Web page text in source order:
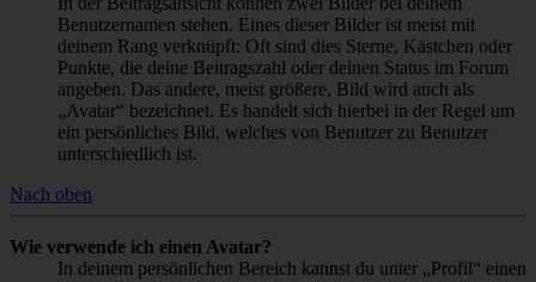
Benutzernamen stehen. Eines dieser Bilder ist meist mit
deinem Rang verknüpft: Oft sind dies Sterne, Kästchen oder
Punkte, die deine Beitragszahl oder deinen Status im Forum
angeben. Das andere, meist größere, Bild wird auch als
„Avatar“ bezeichnet. Es handelt sich hierbei in der Regel um
ein persönliches Bild, welches von Benutzer zu Benutzer
unterschiedlich ist.
Nach oben
Wie verwende ich einen Avatar?
In deinem persönlichen Bereich kannst du unter „Profil“ einen